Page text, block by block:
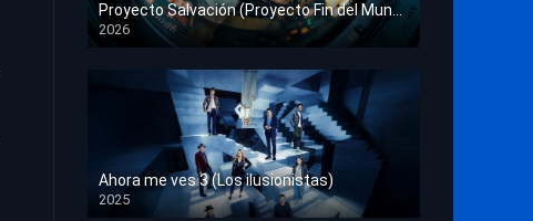
Proyecto Salvación (Proyecto Fin del Mundo)
2026
HD 1080p
Ahora me ves 3 (Los ilusionistas)
2025
HD 1080p